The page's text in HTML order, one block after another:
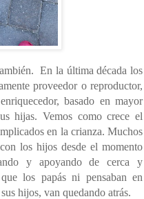
En la última década los
proveedor o reproductor,
basado en mayor
hijas. Vemos como crece el
en la crianza. Muchos
los hijos desde el momento
y apoyando de cerca y
los papás ni pensaban en
hijos, van quedando atrás.